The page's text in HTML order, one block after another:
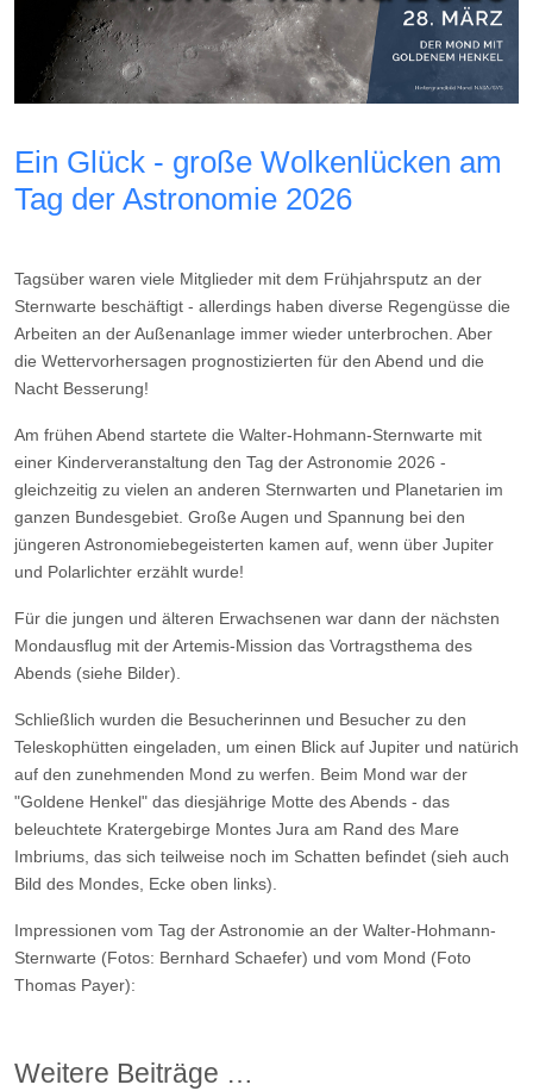
Ein Glück - große Wolkenlücken am
Tag der Astronomie 2026
Tagsüber waren viele Mitglieder mit dem Frühjahrsputz an der
Sternwarte beschäftigt - allerdings haben diverse Regengüsse die
Arbeiten an der Außenanlage immer wieder unterbrochen. Aber
die Wettervorhersagen prognostizierten für den Abend und die
Nacht Besserung!
Am frühen Abend startete die Walter-Hohmann-Sternwarte mit
einer Kinderveranstaltung den Tag der Astronomie 2026 -
gleichzeitig zu vielen an anderen Sternwarten und Planetarien im
ganzen Bundesgebiet. Große Augen und Spannung bei den
jüngeren Astronomiebegeisterten kamen auf, wenn über Jupiter
und Polarlichter erzählt wurde!
Für die jungen und älteren Erwachsenen war dann der nächsten
Mondausflug mit der Artemis-Mission das Vortragsthema des
Abends (siehe Bilder).
Schließlich wurden die Besucherinnen und Besucher zu den
Teleskophütten eingeladen, um einen Blick auf Jupiter und natürich
auf den zunehmenden Mond zu werfen. Beim Mond war der
"Goldene Henkel" das diesjährige Motte des Abends - das
beleuchtete Kratergebirge Montes Jura am Rand des Mare
Imbriums, das sich teilweise noch im Schatten befindet (sieh auch
Bild des Mondes, Ecke oben links).
Impressionen vom Tag der Astronomie an der Walter-Hohmann-
Sternwarte (Fotos: Bernhard Schaefer) und vom Mond (Foto
Thomas Payer):
Weitere Beiträge …